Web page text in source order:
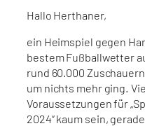
Hallo Herthaner,
ein Heimspiel gegen
bestem Fußballwetter
rund 60.000
um nichts mehr ging.
Voraussetzungen für
2024“ kaum sein,